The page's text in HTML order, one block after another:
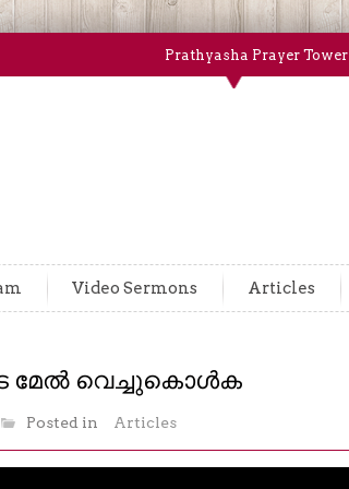
Prathyasha Prayer Tower
Video Sermons Articles
മേൽ വെച്ചുകൊൾക
Posted in Articles